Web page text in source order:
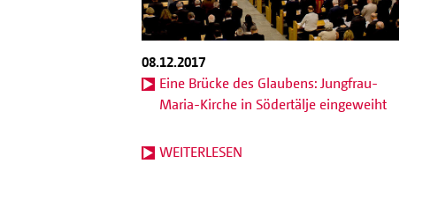
08.12.2017
Eine Brücke des Glaubens: Jungfrau-
Maria-Kirche in Södertälje eingeweiht
WEITERLESEN